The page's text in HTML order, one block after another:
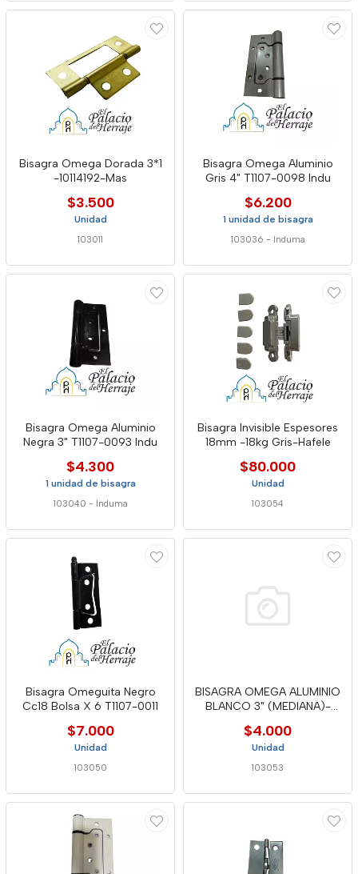
Bisagra Omega Dorada 3*1
-10114192-Mas
$3.500
Unidad
103011
Bisagra Omega Aluminio
Gris 4" T1107-0098 Indu
$6.200
1 unidad de bisagra
103036 - Induma
Bisagra Omega Aluminio
Negra 3" T1107-0093 Indu
$4.300
1 unidad de bisagra
103040 - Induma
Bisagra Invisible Espesores
18mm -18kg Gris-Hafele
$80.000
Unidad
103054
Bisagra Omeguita Negro
Cc18 Bolsa X 6 T1107-0011
$7.000
Unidad
103050
BISAGRA OMEGA ALUMINIO
BLANCO 3" (MEDIANA)-
$4.000
Unidad
103053